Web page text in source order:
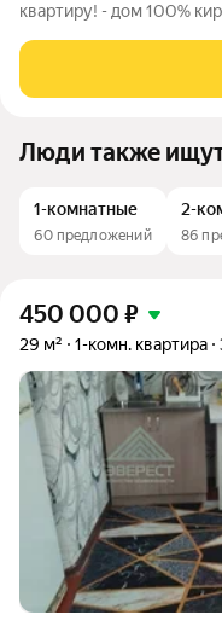
квартиру! - дом 100%
сан.узел раздельно - в
Люди также
1-комнатные
60 предложений
2-
86
450 000 ₽
29 м² 1-комн. квартира